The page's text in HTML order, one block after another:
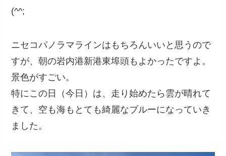
(^^;
ニセコパノラマラインはもちろんいいと思うので
すが、朝の岩内港新港東埠頭もよかったですよ。
景色がすごい。
特にこの日（今日）は、走り始めたら雲が晴れて
きて、空も海もとても綺麗なブルーになっていき
ました。